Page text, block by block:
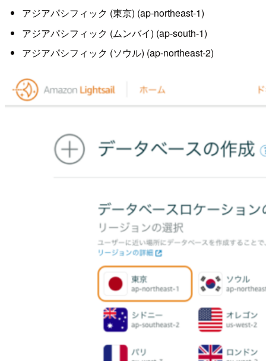
アジアパシフィック (東京) (ap-northeast-1)
アジアパシフィック (ムンバイ) (ap-south-1)
アジアパシフィック (ソウル) (ap-northeast-2)